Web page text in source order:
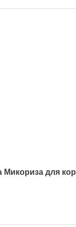
Микориза для